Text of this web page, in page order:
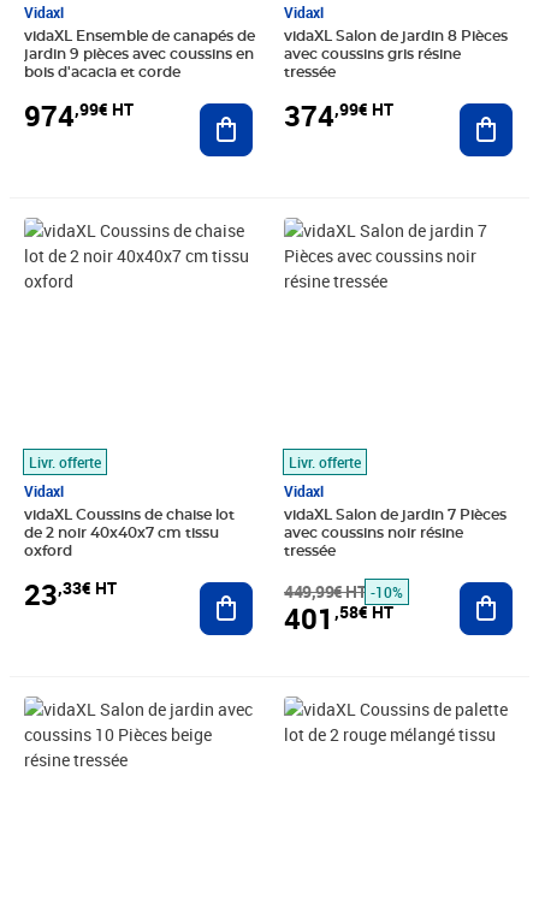
Vidaxl
vidaXL Ensemble de canapés de
jardin 9 pièces avec coussins en
bois d'acacia et corde
974,99€ HT Ajouter au panier
Vidaxl
vidaXL Salon de jardin 8 Pièces
avec coussins gris résine
tressée
374,99€ HT
Livr. offerte
Vidaxl
vidaXL Coussins de chaise lot
de 2 noir 40x40x7 cm tissu
oxford
23,33€ HT
Prix 23,33€ HT
Ajouter au panier
Livr. offerte
Vidaxl
vidaXL Salon de jardin 7 Pièces
avec coussins noir résine
tressée
449,99€ HT
Prix barré 449,99€ HT
-10%
401 ,58€ HT
Prix 401,58€ HT
Prix 534,99€ HT Prix barré 34,99€ HT
Prix 29,08€ HT